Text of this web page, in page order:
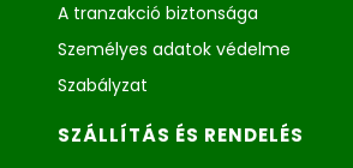
A tranzakció biztonsága
Személyes adatok védelme
Szabályzat
SZÁLLÍTÁS ÉS RENDELÉS